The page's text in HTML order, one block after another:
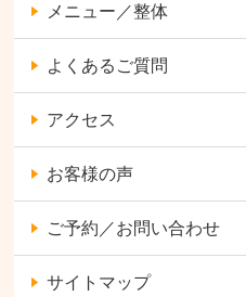
メニュー／整体
よくあるご質問
アクセス
お客様の声
ご予約／お問い合わせ
サイトマップ